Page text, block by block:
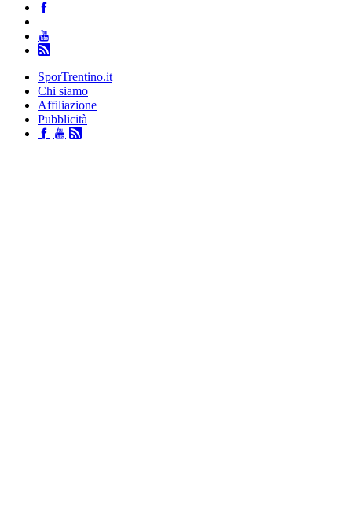
SporTrentino.it
Chi siamo
Affiliazione
Pubblicità